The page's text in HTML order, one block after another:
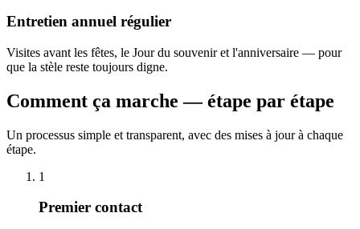
Entretien annuel régulier
Visites avant les fêtes, le Jour du souvenir et l'anniversaire — pour
que la stèle reste toujours digne.
Comment ça marche — étape par étape
Un processus simple et transparent, avec des mises à jour à chaque
étape.
1
Premier contact